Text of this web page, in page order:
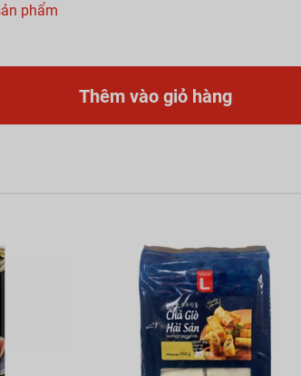
phẩm
Thêm vào giỏ hàng